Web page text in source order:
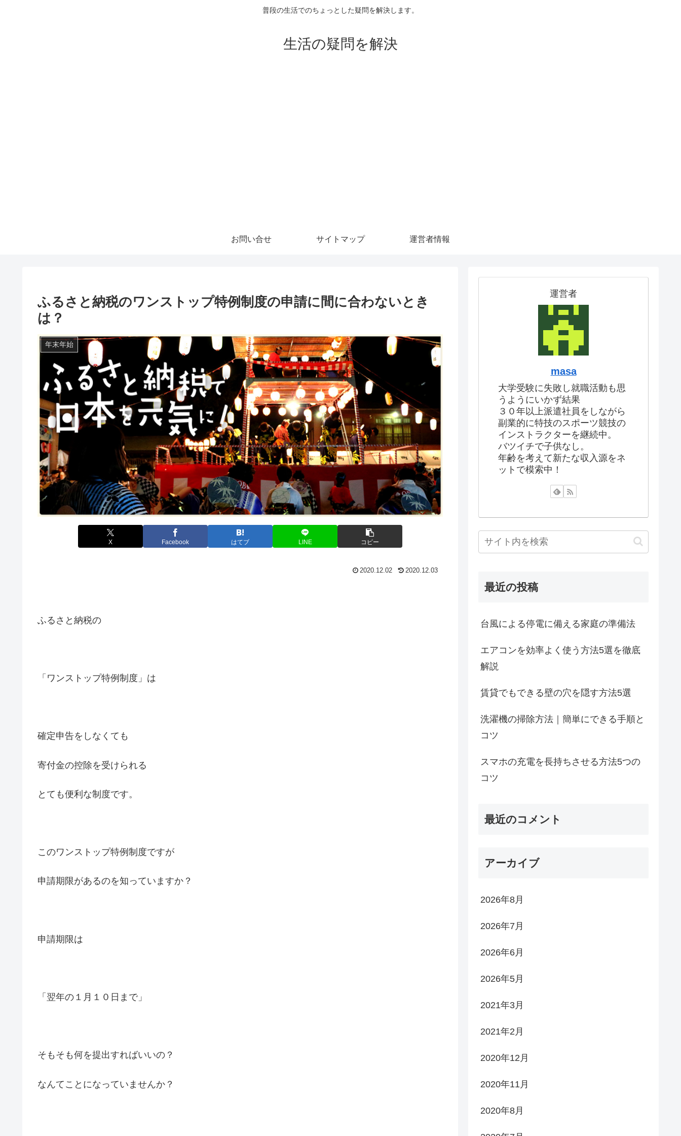
普段の生活でのちょっとした疑問を解決します。
生活の疑問を解決
お問い合せ サイトマップ 運営者情報
ふるさと納税のワンストップ特例制度の申請に間に合わないとき
は？
年末年始
X Facebook はてブ LINE コピー
2020.12.02 2020.12.03
ふるさと納税の
「ワンストップ特例制度」は
確定申告をしなくても
寄付金の控除を受けられる
とても便利な制度です。
このワンストップ特例制度ですが
申請期限があるのを知っていますか？
申請期限は
「翌年の１月１０日まで」
そもそも何を提出すればいいの？
なんてことになっていませんか？
運営者
masa
大学受験に失敗し就職活動も思
うようにいかず結果
３０年以上派遣社員をしながら
副業的に特技のスポーツ競技の
インストラクターを継続中。
バツイチで子供なし。
年齢を考えて新たな収入源をネ
ットで模索中！
最近の投稿
台風による停電に備える家庭の準備法
エアコンを効率よく使う方法5選を徹底
解説
賃貸でもできる壁の穴を隠す方法5選
洗濯機の掃除方法｜簡単にできる手順と
コツ
スマホの充電を長持ちさせる方法5つの
コツ
最近のコメント
アーカイブ
2026年8月
2026年7月
2026年6月
2026年5月
2021年3月
2021年2月
2020年12月
2020年11月
2020年8月